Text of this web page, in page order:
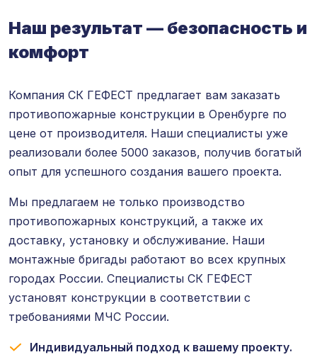
Наш результат — безопасность и
комфорт
Компания СК ГЕФЕСТ предлагает вам заказать
противопожарные конструкции в Оренбурге по
цене от производителя. Наши специалисты уже
реализовали более 5000 заказов, получив богатый
опыт для успешного создания вашего проекта.
Мы предлагаем не только производство
противопожарных конструкций, а также их
доставку, установку и обслуживание. Наши
монтажные бригады работают во всех крупных
городах России. Специалисты СК ГЕФЕСТ
установят конструкции в соответствии с
требованиями МЧС России.
Индивидуальный подход к вашему проекту.